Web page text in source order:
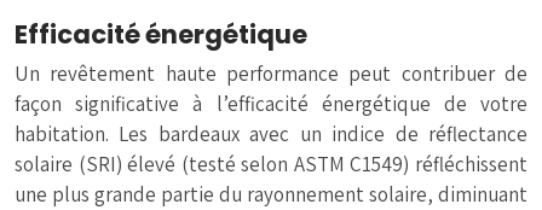
Efficacité énergétique
Un revêtement haute performance peut contribuer de
façon significative à l’efficacité énergétique de votre
habitation. Les bardeaux avec un indice de réflectance
solaire (SRI) élevé (testé selon ASTM C1549) réfléchissent
une plus grande partie du rayonnement solaire, diminuant